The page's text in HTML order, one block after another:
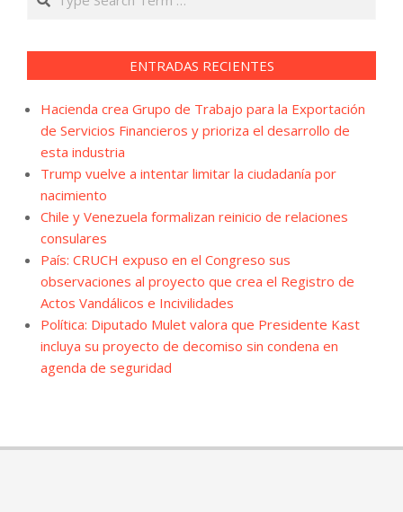
ENTRADAS RECIENTES
Hacienda crea Grupo de Trabajo para la Exportación
de Servicios Financieros y prioriza el desarrollo de
esta industria
Trump vuelve a intentar limitar la ciudadanía por
nacimiento
Chile y Venezuela formalizan reinicio de relaciones
consulares
País: CRUCH expuso en el Congreso sus
observaciones al proyecto que crea el Registro de
Actos Vandálicos e Incivilidades
Política: Diputado Mulet valora que Presidente Kast
incluya su proyecto de decomiso sin condena en
agenda de seguridad